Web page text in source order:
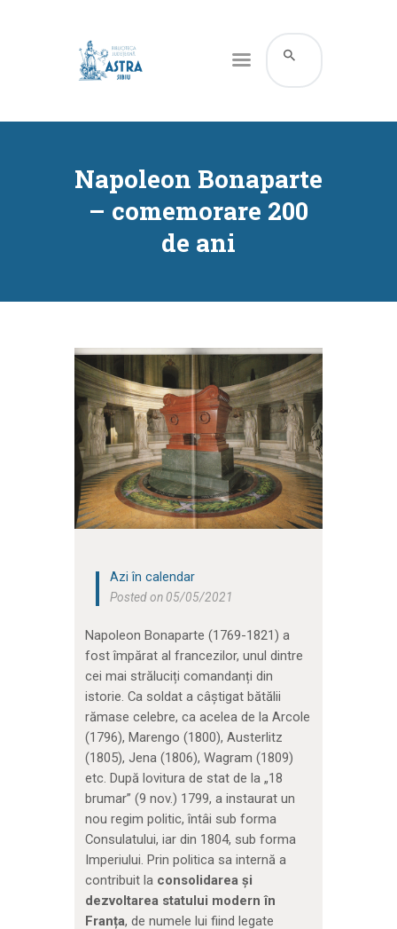
Napoleon Bonaparte
– comemorare 200
de ani
CATALOG ONLINE
RESURSE
SERVICII
INFORMAȚII UTILE
CONTUL MEU
Azi în calendar
Posted on 05/05/2021
Napoleon Bonaparte (1769-1821) a
fost împărat al francezilor, unul dintre
cei mai străluciți comandanți din
istorie. Ca soldat a câștigat bătălii
rămase celebre, ca acelea de la Arcole
(1796), Marengo (1800), Austerlitz
(1805), Jena (1806), Wagram (1809)
etc. După lovitura de stat de la „18
brumar” (9 nov.) 1799, a instaurat un
nou regim politic, întâi sub forma
Consulatului, iar din 1804, sub forma
Imperiului. Prin politica sa internă a
contribuit la consolidarea și
dezvoltarea statului modern în
Franța, de numele lui fiind legate